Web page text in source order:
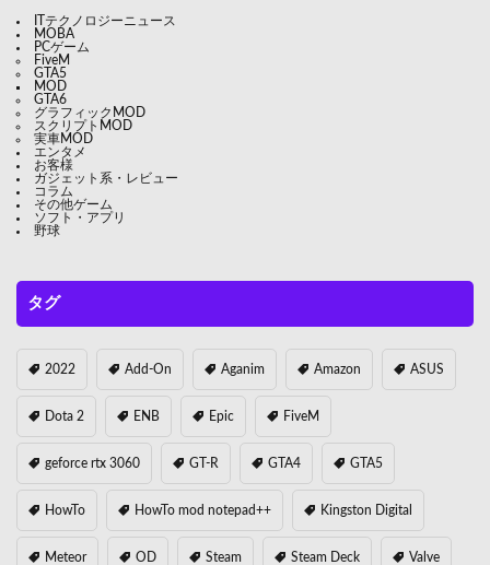
ITテクノロジーニュース
MOBA
PCゲーム
FiveM
GTA5
MOD
GTA6
グラフィックMOD
スクリプトMOD
実車MOD
エンタメ
お客様
ガジェット系・レビュー
コラム
その他ゲーム
ソフト・アプリ
野球
タグ
2022 Add-On Aganim Amazon ASUS
Dota 2 ENB Epic FiveM
geforce rtx 3060 GT-R GTA4 GTA5
HowTo HowTo mod notepad++ Kingston Digital
Meteor OD Steam Steam Deck Valve